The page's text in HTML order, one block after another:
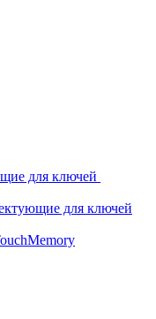
для ключей
для ключей